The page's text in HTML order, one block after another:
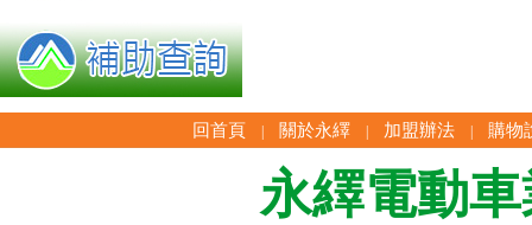
回首頁 | 關於永繹 | 加盟辦法 | 購物
永繹電動